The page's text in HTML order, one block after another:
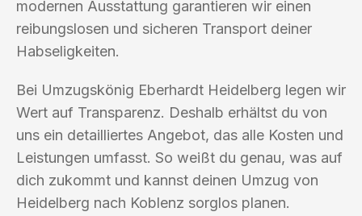
modernen Ausstattung garantieren wir einen
reibungslosen und sicheren Transport deiner
Habseligkeiten.
Bei Umzugskönig Eberhardt Heidelberg legen wir
Wert auf Transparenz. Deshalb erhältst du von
uns ein detailliertes Angebot, das alle Kosten und
Leistungen umfasst. So weißt du genau, was auf
dich zukommt und kannst deinen Umzug von
Heidelberg nach Koblenz sorglos planen.